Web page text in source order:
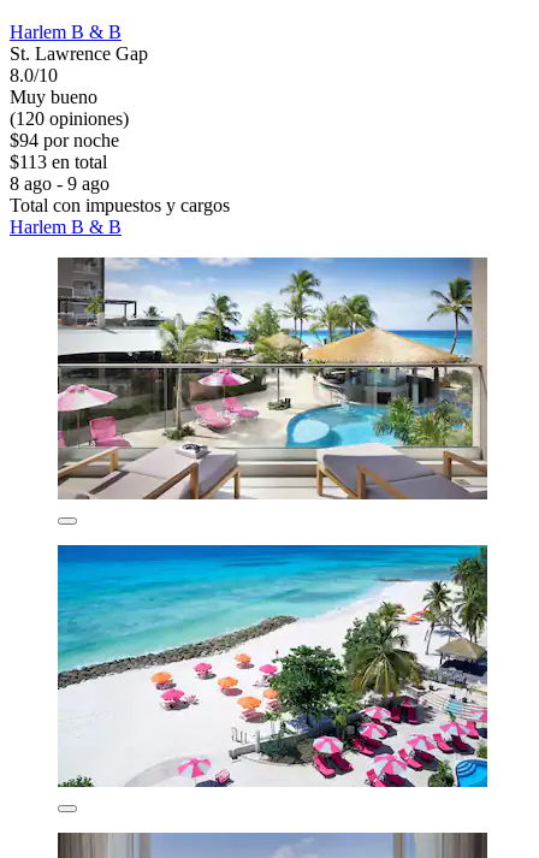
Harlem B & B
St. Lawrence Gap
8.0/10
Muy bueno
(120 opiniones)
$94 por noche
$113 en total
8 ago - 9 ago
Total con impuestos y cargos
Harlem B & B